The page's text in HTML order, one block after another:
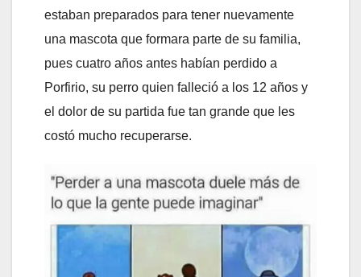
estaban preparados para tener nuevamente
una mascota que formara parte de su familia,
pues cuatro años antes habían perdido a
Porfirio, su perro quien falleció a los 12 años y
el dolor de su partida fue tan grande que les
costó mucho recuperarse.